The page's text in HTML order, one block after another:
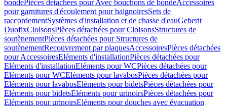
bondePièces détachées pour Avec bouchons de bondeAccessoires
pour garnitures d'écoulement pour baignoiresSets de
raccordementSystèmes d'installation et de chasse d'eauGeberit
DuofixCloisonsPièces détachées pour CloisonsStructures de
soutènementPièces détachées pour Structures de
soutènementRecouvrement par plaquesAccessoiresPièces détachées
pour AccessoiresEléments d'installationPièces détachées pour
Eléments d'installationEléments pour WCPièces détachées pour
Eléments pour WCEléments pour lavabosPièces détachées pour
Eléments pour lavabosEléments pour bidetsPièces détachées pour
Eléments pour bidetsEléments pour urinoirsPièces détachées pour
Eléments pour urinoirsEléments pour douches avec évacuation